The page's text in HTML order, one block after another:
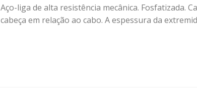
Aço-liga de alta resistência mecânica. Fosfatizada.
cabeça em relação ao cabo. A espessura da